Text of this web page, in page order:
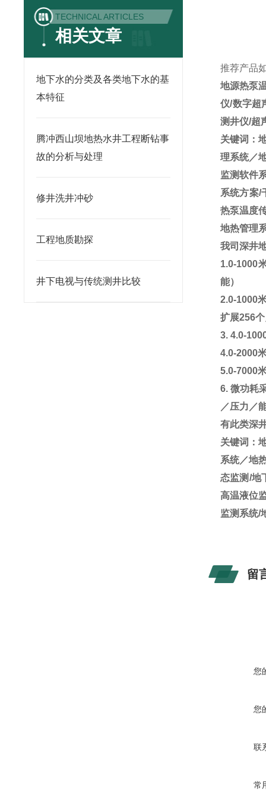
TECHNICAL ARTICLES
相关文章
地下水的分类及各类地下水的基
本特征
腾冲西山坝地热水井工程断钻事
故的分析与处理
修井洗井冲砂
工程地质勘探
井下电视与传统测井比较
推荐产品
地源热泵
仪/数字超
测井仪/超
关键词：
理系统／
监测软件
系统方案/
热泵温度
地热管理
我司深井
1.0-1000
能）
2.0-1000
扩展256
3. 4.0-
4.0-2000
5.0-7000
6.微功耗
／压力／
有此类深
关键词：
系统／地
态监测/地
高温液位
监测系统/
留
您
您
联
常